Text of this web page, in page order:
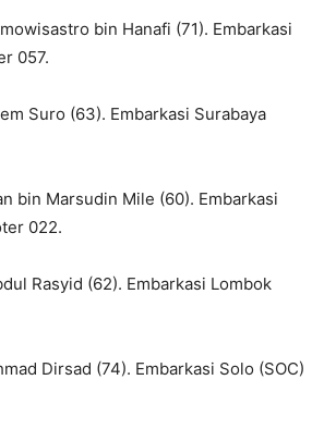
bin Hanafi (71). Embarkasi
057.
Suro (63). Embarkasi Surabaya
bin Marsudin Mile (60). Embarkasi
022.
Rasyid (62). Embarkasi Lombok
Dirsad (74). Embarkasi Solo (SOC)